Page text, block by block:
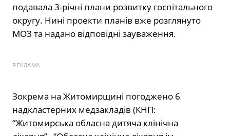
подавала 3-річні плани розвитку госпітального
округу. Нині проекти планів вже розглянуто
МОЗ та надано відповідні зауваження.
РЕКЛАМА
Зокрема на Житомирщині погоджено 6
надкластерних медзакладів (КНП:
“Житомирська обласна дитяча клінічна